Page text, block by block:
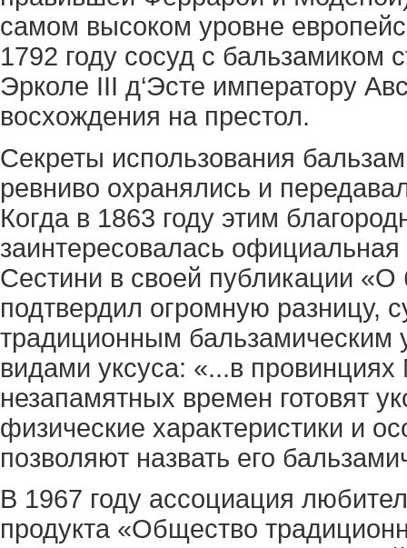
самом высоком уровне
1792 году сосуд с бальзамиком
Эрколе III д‘Эсте императору
восхождения на престол.
Секреты использования
ревниво охранялись и
Когда в 1863 году этим
заинтересовалась
Сестини в своей публикации
подтвердил огромную
традиционным бальзамическим
видами уксуса: «...в
незапамятных времен готовят
физические характеристики и
позволяют назвать его
В 1967 году ассоциация
продукта «Общество